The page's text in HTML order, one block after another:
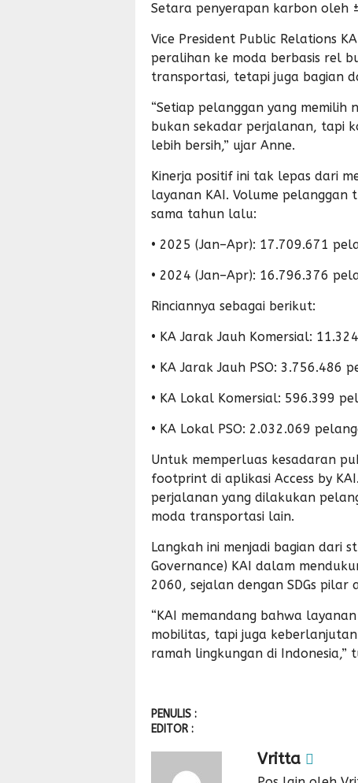
Setara penyerapan karbon oleh
Vice President Public Relations
peralihan ke moda berbasis rel
transportasi, tetapi juga bagian
“Setiap pelanggan yang
bukan sekadar perjalanan, tapi
lebih bersih,” ujar Anne.
Kinerja positif ini tak lepas dari
layanan KAI. Volume pelanggan
sama tahun lalu:
• 2025 (Jan–Apr): 17.709.671
• 2024 (Jan–Apr): 16.796.376
Rinciannya sebagai berikut:
• KA Jarak Jauh Komersial:
• KA Jarak Jauh PSO: 3.756.486
• KA Lokal Komersial: 596.399
• KA Lokal PSO: 2.032.069
Untuk memperluas kesadaran
footprint di aplikasi Access by
perjalanan yang dilakukan
moda transportasi lain.
Langkah ini menjadi bagian dari
Governance) KAI dalam
2060, sejalan dengan SDGs
“KAI memandang bahwa
mobilitas, tapi juga
ramah lingkungan di Indonesia,”
PENULIS :
EDITOR :
Vritta